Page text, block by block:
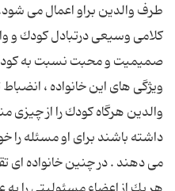
طرف والدین براو اعمال می شود.
كلامی وسیعی درتبادل كودك و
صمیمیت و محبت نسبت به
ویژگی های این خانواده ، انضباط
والدین هرگاه كودك را از چیزی
داشته باشند برای او مسئله را
می دهند . در چنین خانواده ای